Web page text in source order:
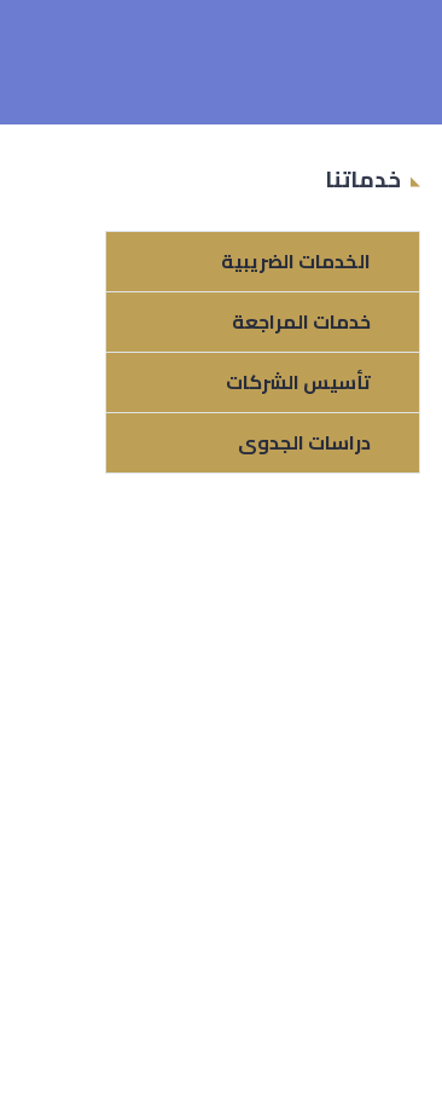
خدماتنا
الخدمات الضريبية
خدمات المراجعة
تأسيس الشركات
دراسات الجدوى